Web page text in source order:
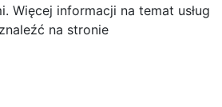
Więcej informacji na temat usług
na stronie